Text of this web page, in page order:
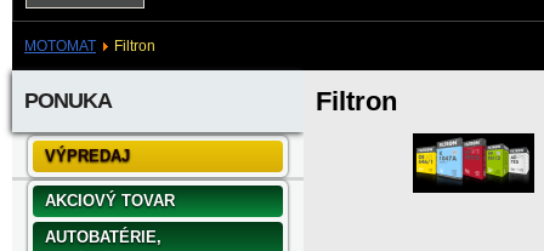
MOTOMAT Filtron
PONUKA
VÝPREDAJ
AKCIOVÝ TOVAR
AUTOBATÉRIE,
Filtron